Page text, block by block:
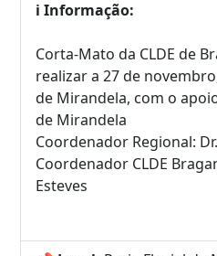
ℹ️ Informação:
Corta-Mato da CLDE de
realizar a 27 de
de Mirandela, com o
de Mirandela
Coordenador Regional:
Coordenador CLDE
Esteves